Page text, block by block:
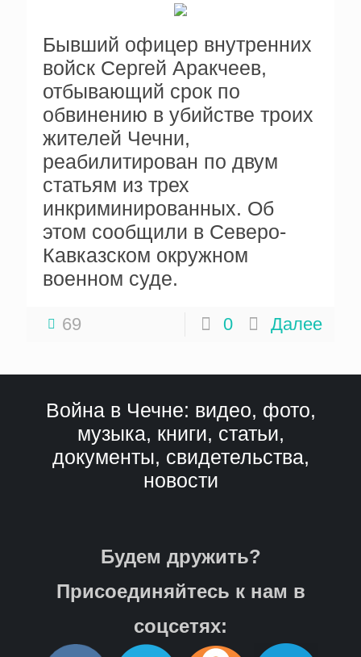
Бывший офицер внутренних
войск Сергей Аракчеев,
отбывающий срок по
обвинению в убийстве троих
жителей Чечни,
реабилитирован по двум
статьям из трех
инкриминированных. Об
этом сообщили в Северо-
Кавказском окружном
военном суде.
69 0 Далее
Война в Чечне: видео, фото,
музыка, книги, статьи,
документы, свидетельства,
новости
Будем дружить?
Присоединяйтесь к нам в
соцсетях: